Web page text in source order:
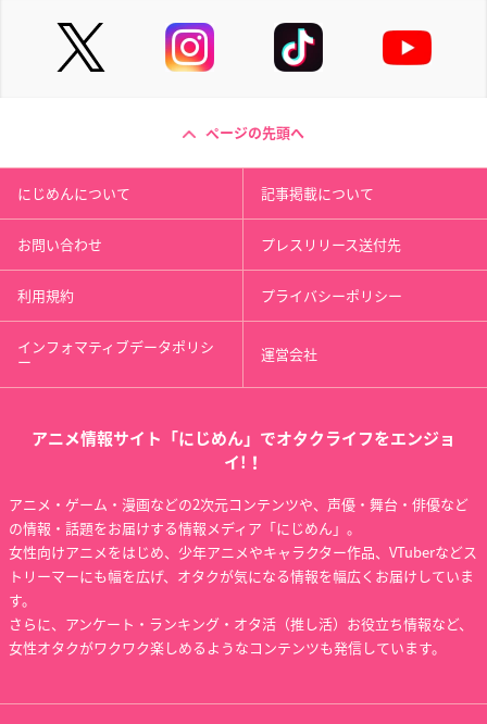
ページの先頭へ
にじめんについて 記事掲載について
お問い合わせ プレスリリース送付先
利用規約 プライバシーポリシー
インフォマティブデータポリシ
ー 運営会社
アニメ情報サイト「にじめん」でオタクライフをエンジョ
イ!！
アニメ・ゲーム・漫画などの2次元コンテンツや、声優・舞台・俳優など
の情報・話題をお届けする情報メディア「にじめん」。
女性向けアニメをはじめ、少年アニメやキャラクター作品、VTuberなどス
トリーマーにも幅を広げ、オタクが気になる情報を幅広くお届けしていま
す。
さらに、アンケート・ランキング・オタ活（推し活）お役立ち情報など、
女性オタクがワクワク楽しめるようなコンテンツも発信しています。